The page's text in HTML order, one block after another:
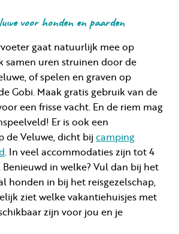
voor honden en paarden
gaat natuurlijk mee op
samen uren struinen door de
of spelen en graven op
Gobi. Maak gratis gebruik van de
een frisse vacht. En de riem mag
Er is ook een
de Veluwe, dicht bij camping
. In veel accommodaties zijn tot 4
in welke? Vul dan bij het
honden in bij het reisgezelschap,
ziet welke vakantiehuisjes met
zijn voor jou en je